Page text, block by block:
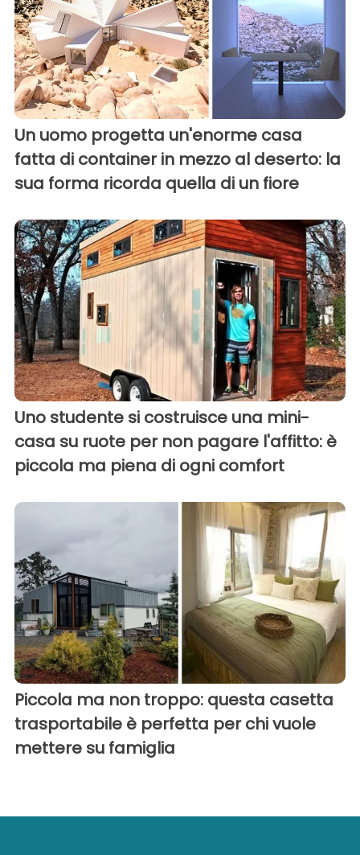
Un uomo progetta un'enorme casa
fatta di container in mezzo al deserto: la
sua forma ricorda quella di un fiore
Uno studente si costruisce una mini-
casa su ruote per non pagare l'affitto: è
piccola ma piena di ogni comfort
Piccola ma non troppo: questa casetta
trasportabile è perfetta per chi vuole
mettere su famiglia